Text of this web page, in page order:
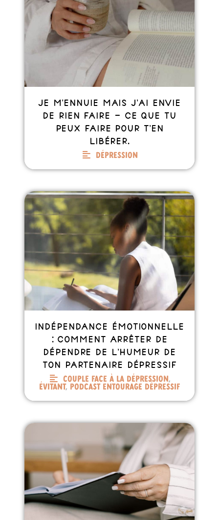
Je m’ennuie mais j’ai envie
de rien faire – Ce que tu
peux faire pour t’en
libérer.
Dépression
Indépendance émotionnelle
: comment arrêter de
dépendre de l’humeur de
ton partenaire dépressif
Couple face à la dépression,
Évitant, Podcast entourage dépressif